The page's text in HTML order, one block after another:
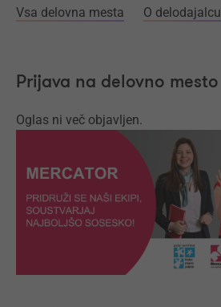
Vsa delovna mesta O delodajalcu
Prijava na delovno mesto
Oglas ni več objavljen.